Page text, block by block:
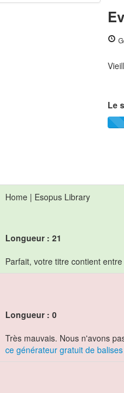
Le
Home | Esopus Library
Longueur : 21
Parfait, votre titre contient
Longueur : 0
Très mauvais. Nous n'avons
ce générateur gratuit de